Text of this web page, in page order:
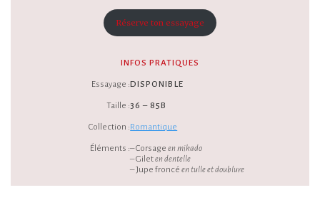
Réserve ton essayage
INFOS PRATIQUES
Essayage :
Taille :
Collection :
Éléments :
DISPONIBLE
36 – 85B
Romantique
– Corsageen mikado
– Gileten dentelle
– Jupe froncéen tulle et doublure